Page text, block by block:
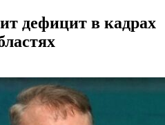
дефицит в кадрах